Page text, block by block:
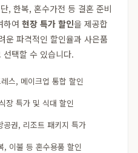
, 한복, 혼수가전 등 결혼 준비
하여 현장 특가 할인을 제공합
운 파격적인 할인율과 사은품
택할 수 있습니다.
스, 메이크업 통합 할인
장 특가 및 식대 할인
공권, 리조트 패키지 특가
이불 등 혼수용품 할인